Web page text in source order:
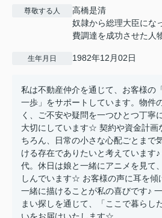
尊敬する人
高橋是清
奴隷から総理大臣にな
費調達を成功させた人
生年月日 1982年12月02日
私は不動産仲介を通じて、お客様の
一歩」をサポートしています。物件
く、ご不安や疑問を一つひとつ丁寧
大切にしています☆ 契約や資金計画
ちろん、日常の小さな心配ごとまで
ける存在でありたいと考えています
代。休日は娘と一緒にアニメを見て
しんでいます☆ お客様の声に耳を傾
一緒に描けることが私の喜びです♪
まい探しを通じて、「ここで暮らし